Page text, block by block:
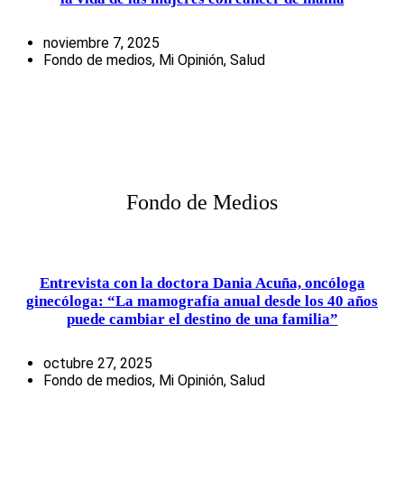
noviembre 7, 2025
Fondo de medios, Mi Opinión, Salud
Fondo de Medios
Entrevista con la doctora Dania Acuña, oncóloga
ginecóloga: “La mamografía anual desde los 40 años
puede cambiar el destino de una familia”
octubre 27, 2025
Fondo de medios, Mi Opinión, Salud